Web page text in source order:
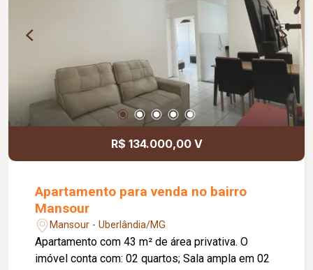
R$ 134.000,00 V
Apartamento para venda no bairro
Mansour
Mansour - Uberlândia/MG
Apartamento com 43 m² de área privativa. O
imóvel conta com: 02 quartos; Sala ampla em 02